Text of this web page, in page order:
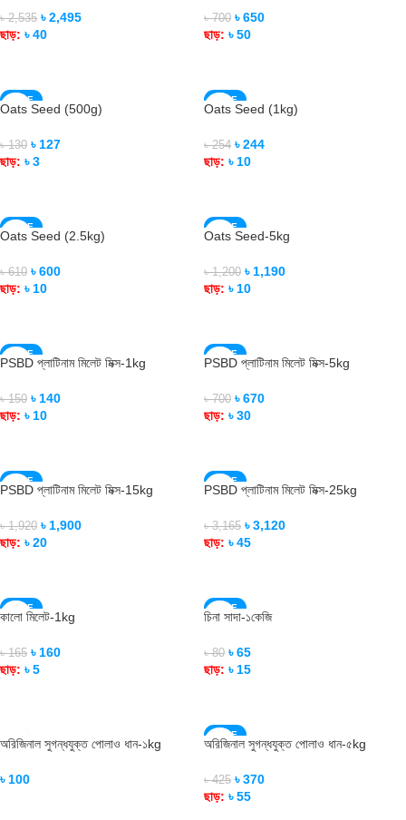
৳2,535 ৳2,495
ছাড়: ৳40
৳700 ৳650
ছাড়: ৳50
SALE
Oats Seed (500g)
৳130 ৳ 127
ছাড়: ৳3
SALE
Oats Seed (1kg)
৳254 ৳244
ছাড়: ৳ 10
SALE
Oats Seed (2.5kg)
৳610 ৳600
ছাড়: ৳ 10
SALE
Oats Seed-5kg
৳1,200 ৳ 1,190
ছাড়: ৳ 10
SALE
SOLD OUT
PSBD প্লাটিনাম মিলেট মিক্স-1kg
৳150 ৳ 140
ছাড়: ৳ 10
SALE
SOLD OUT
PSBD প্লাটিনাম মিলেট মিক্স-5kg
৳700 ৳670
ছাড়: ৳30
SALE
SOLD OUT
PSBD প্লাটিনাম মিলেট মিক্স-15kg
৳1,920 ৳ 1,900
ছাড়: ৳20
SALE
SOLD OUT
PSBD প্লাটিনাম মিলেট মিক্স-25kg
৳3,165 ৳3,120
ছাড়: ৳45
SALE
কালো মিলেট-1kg
৳165 ৳ 160
ছাড়: ৳5
SALE
চিনা সাদা-১কেজি
৳80 ৳65
ছাড়: ৳ 15
অরিজিনাল সুগন্ধযুক্ত পোলাও ধান-১kg
৳ 100
SALE
SOLD OUT
অরিজিনাল সুগন্ধযুক্ত পোলাও ধান-৫kg
৳425 ৳370
ছাড়: ৳55